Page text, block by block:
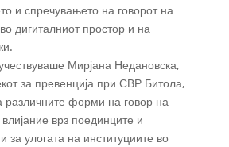
и спречувањето на говорот на
дигиталниот простор и на
Мирјана Недановска,
за превенција при СВР Битола,
различните форми на говор на
врз поединците и
за улогата на институциите во